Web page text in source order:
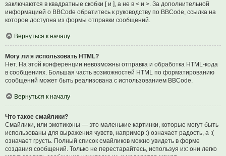
заключаются в квадратные скобки [ и ], а не в < и >. За дополнительной
информацией о BBCode обратитесь к руководству по BBCode, ссылка на
которое доступна из формы отправки сообщений.
Вернуться к началу
Могу ли я использовать HTML?
Нет. На этой конференции невозможны отправка и обработка HTML-кода
в сообщениях. Большая часть возможностей HTML по форматированию
сообщений может быть реализована с использованием BBCode.
Вернуться к началу
Что такое смайлики?
Смайлики, или эмотиконы — это маленькие картинки, которые могут быть
использованы для выражения чувств, например :) означает радость, а :(
означает грусть. Полный список смайликов можно увидеть в форме
создания сообщений. Только не перестарайтесь, используя их: они легко